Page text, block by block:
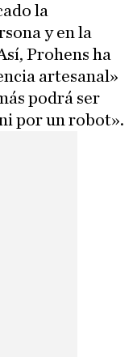
la
y en la
Prohens ha
artesanal»
podrá ser
por un robot».